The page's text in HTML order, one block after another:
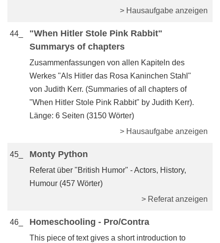
> Hausaufgabe anzeigen
44_
"When Hitler Stole Pink Rabbit"
Summarys of chapters
Zusammenfassungen von allen Kapiteln des
Werkes "Als Hitler das Rosa Kaninchen Stahl"
von Judith Kerr. (Summaries of all chapters of
"When Hitler Stole Pink Rabbit" by Judith Kerr).
Länge: 6 Seiten (3150 Wörter)
> Hausaufgabe anzeigen
45_ Monty Python
Referat über "British Humor" - Actors, History,
Humour (457 Wörter)
> Referat anzeigen
46_ Homeschooling - Pro/Contra
This piece of text gives a short introduction to